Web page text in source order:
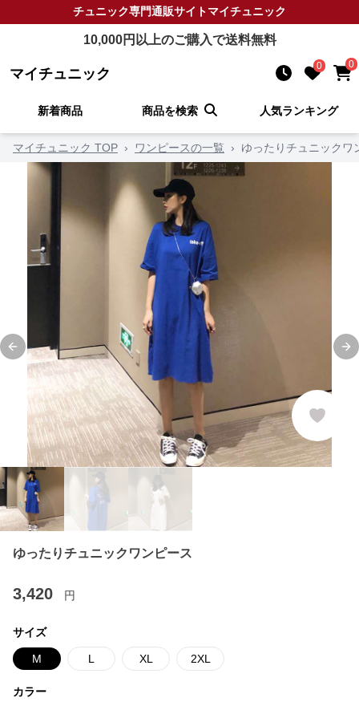
チュニック専門通販サイトマイチュニック
10,000円以上のご購入で送料無料
マイチュニック 0 0
新着商品 商品を検索 人気ランキング
マイチュニック TOP › ワンピースの一覧 › ゆったりチュニックワ
Previous slide
ゆったりチュニックワンピース
3,420 円
サイズ
M L XL 2XL
カラー